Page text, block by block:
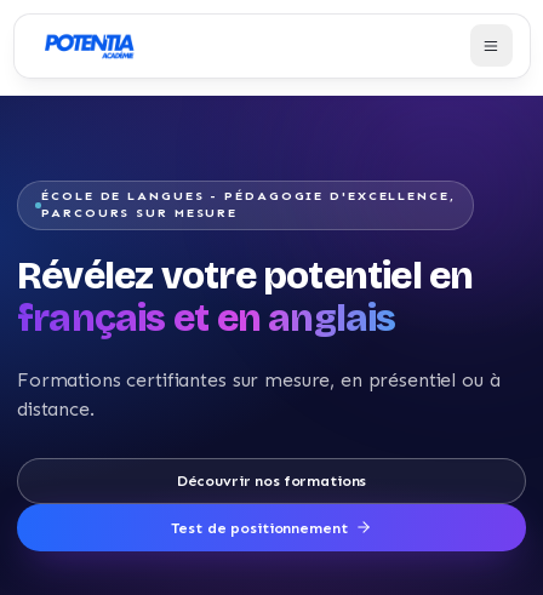
ÉCOLE DE LANGUES - PÉDAGOGIE D'EXCELLENCE,
PARCOURS SUR MESURE
Révélez votre potentiel en
français et en anglais
Formations certifiantes sur mesure, en présentiel ou à
distance.
Découvrir nos formations
Test de positionnement